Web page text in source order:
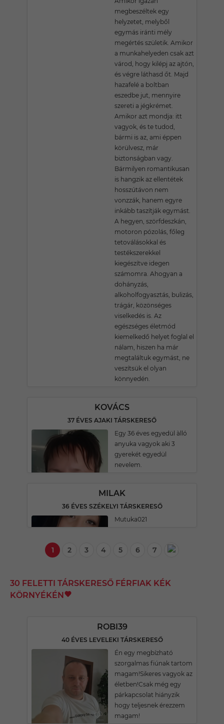
megbeszéltek egy
helyzetet, melyből
egymás iránti mély
megértés születik. Amikor
a munkahelyeden csak azt
várod, hogy kilépj az ajtón,
és végre láthasd őt. Majd
hazafelé a boltban
eszedbe jut, mennyire
szereti a jégkrémet.
Amikor azt mondja: itt
vagyok, és te tudod,
bármi is az, ami éppen
körülvesz, már
biztonságban vagy.
Bármilyen romantikusan
is hangzik az ellentétek
hosszútávon nem
vonzzák, hanem egyre
inkább taszítják egymást.
A hegyen, szörfdeszkán,
motoron pózolás, főleg
tetoválásokkal és
testékszerekkel
kiegészítve idegen
számomra. Ahogyan a
dohányzás,
alkoholfogyasztás, bulizás,
trágár, közönséges
viselkedés is. Az
egészséges életmód
kiemelkedő helyet foglal el
nálam, hiszen ha már
megtaláltuk egymást, ne
veszítsük el olyan
könnyedén.
KOVÁCS
37 ÉVES AJAKI TÁRSKERESŐ
Egy 36 éves egyedül àlló
anyuka vagyok aki 3
gyerekét egyedül
nevelem.
MILAK
36 ÉVES SZÉKELYI TÁRSKERESŐ
Mutuka021
1 2 3 4 5 6 7
30 FELETTI TÁRSKERESŐ FÉRFIAK KÉK
KÖRNYÉKÉN
ROBI39
40 ÉVES LEVELEKI TÁRSKERESŐ
Én egy megbízható
szorgalmas fiúnak tartom
magam!Sikeres vagyok az
életben!Csak még egy
párkapcsolat hiányzik
hogy teljesnek érezzem
magam!